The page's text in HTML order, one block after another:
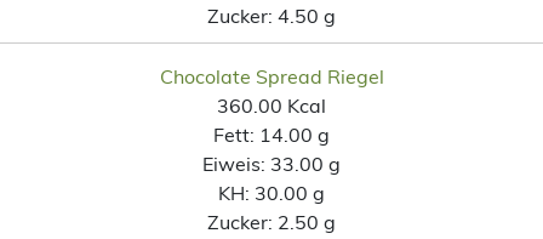
Zucker: 4.50 g
Chocolate Spread Riegel
360.00 Kcal
Fett: 14.00 g
Eiweis: 33.00 g
KH: 30.00 g
Zucker: 2.50 g